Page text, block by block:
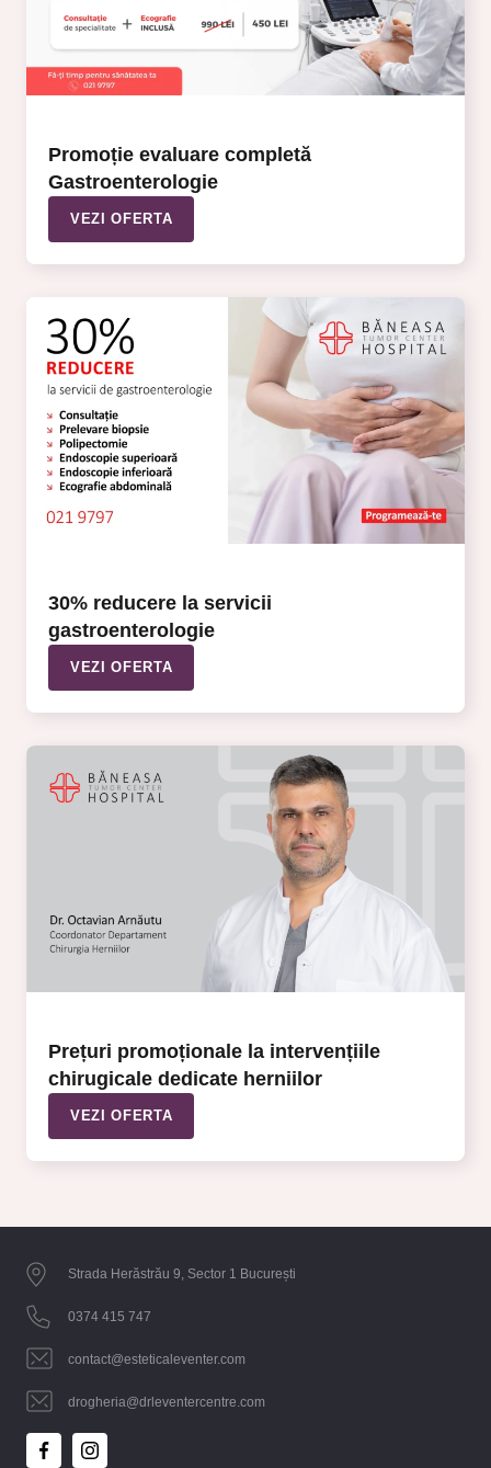
Promoție evaluare completă
Gastroenterologie
VEZI OFERTA
30% reducere la servicii
gastroenterologie
VEZI OFERTA
Prețuri promoționale la intervențiile
chirugicale dedicate herniilor
VEZI OFERTA
Strada Herăstrău 9, Sector 1 București
0374 415 747
contact@esteticaleventer.com
drogheria@drleventercentre.com